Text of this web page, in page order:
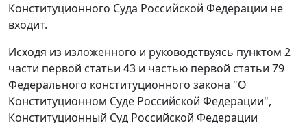
Конституционного Суда Российской Федерации не
входит.
Исходя из изложенного и руководствуясь пунктом 2
части первой статьи 43 и частью первой статьи 79
Федерального конституционного закона "О
Конституционном Суде Российской Федерации",
Конституционный Суд Российской Федерации